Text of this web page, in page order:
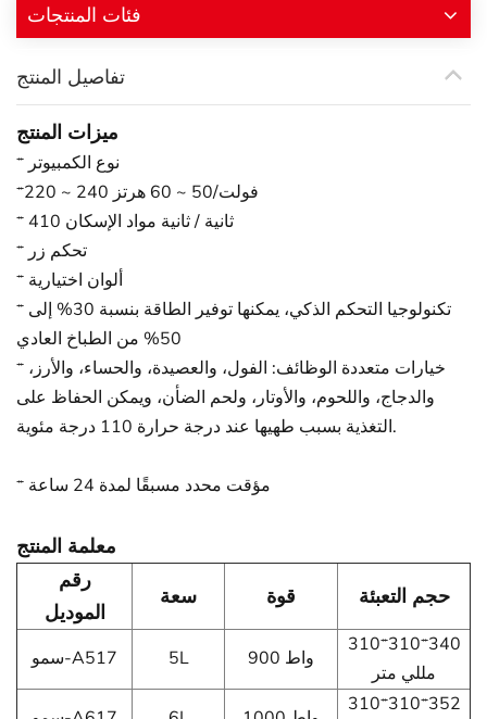
فئات المنتجات
تفاصيل المنتج
ميزات المنتج
* نوع الكمبيوتر
*220 ~ 240 فولت/50 ~ 60 هرتز
* 410 ثانية / ثانية مواد الإسكان
* تحكم زر
* ألوان اختيارية
* تكنولوجيا التحكم الذكي، يمكنها توفير الطاقة بنسبة 30% إلى
50% من الطباخ العادي
* خيارات متعددة الوظائف: الفول، والعصيدة، والحساء، والأرز،
والدجاج، واللحوم، والأوتار، ولحم الضأن، ويمكن الحفاظ على
التغذية بسبب طهيها عند درجة حرارة 110 درجة مئوية.
* مؤقت محدد مسبقًا لمدة 24 ساعة
معلمة المنتج
رقم
الموديل
سعة قوة حجم التعبئة
سمو-A517 5L 900 واط
310*310*340
مللي متر
310*310*352